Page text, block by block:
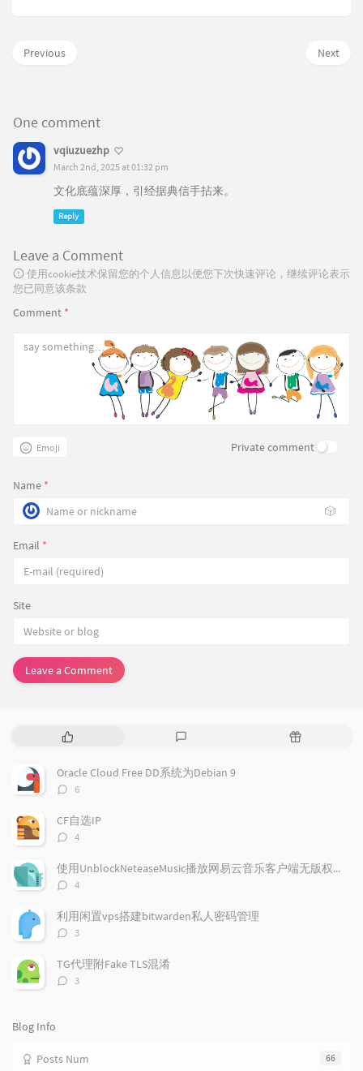
Next
Previous
One comment
vqiuzuezhp
March 2nd, 2025 at 01:32 pm
文化底蕴深厚，引经据典信手拈来。
Reply
Leave a Comment
使用cookie技术保留您的个人信息以便您下次快速评论，继续评论表示
您已同意该条款
Comment *
Emoji Private comment
Name *
🎲
Email *
Site
Leave a Comment
P
u
a
r
t
c
l
s
t
e
m
n
R
t
Oracle Cloud Free DD系统为Debian 9
评
数：
6
CF自选IP
评
数：
4
使用UnblockNeteaseMusic播放网易云音乐客户端无版权歌曲
评
数：
4
利用闲置vps搭建bitwarden私人密码管理
评
数：
3
TG代理附Fake TLS混淆
评
3
Blog Info
66
Posts Num